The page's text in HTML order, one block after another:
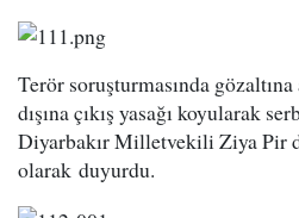
Terör soruşturmasında
dışına çıkış yasağı koyularak
Diyarbakır Milletvekili Ziya Pir
olarak duyurdu.